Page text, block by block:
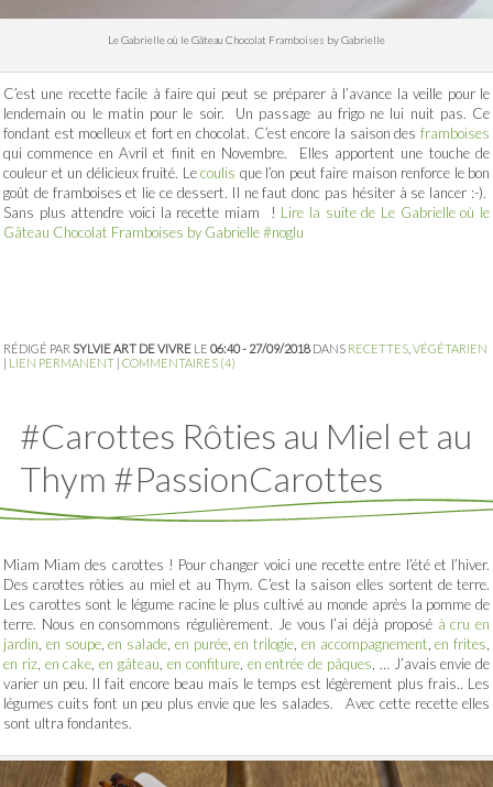
Le Gabrielle où le Gâteau Chocolat Framboises by Gabrielle
C’est une recette facile à faire qui peut se préparer à l’avance la veille pour le
lendemain ou le matin pour le soir. Un passage au frigo ne lui nuit pas. Ce
fondant est moelleux et fort en chocolat. C’est encore la saison des framboises
qui commence en Avril et finit en Novembre. Elles apportent une touche de
couleur et un délicieux fruité. Lecoulis que l’on peut faire maison renforce le bon
goût de framboises et lie ce dessert. Il ne faut donc pas hésiter à se lancer :-).
Sans plus attendre voici la recette miam ! Lire la suite de Le Gabrielle où le
Gâteau Chocolat Framboises by Gabrielle #noglu
RÉDIGÉ PAR SYLVIE ART DE VIVRE LE 06:40 - 27/09/2018DANS RECETTES VÉGÉTARIEN
| LIEN PERMANENT | COMMENTAIRES (4)
#Carottes Rôties au Miel et au
Thym #PassionCarottes
Miam Miam des carottes ! Pour changer voici une recette entre l’été et l’hiver.
Des carottes rôties au miel et au Thym. C’est la saison elles sortent de terre.
Les carottes sont le légume racine le plus cultivé au monde après la pomme de
terre. Nous en consommons régulièrement. Je vous l’ai déjà proposé à cru en
jardin en soupe,en salade en purée,en trilogie en accompagnement ,en frites
en riz, en cake ,en gâteau en confiture, en entrée de pâques , … J’avais envie de
varier un peu. Il fait encore beau mais le temps est légèrement plus frais.. Les
légumes cuits font un peu plus envie que les salades. Avec cette recette elles
sont ultra fondantes.